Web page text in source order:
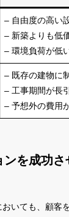
– 自由度の高い
– 新築よりも低
– 環境負荷が低
– 既存の建物に
– 工事期間が長
– 予想外の費用
を成功
おいても、顧客